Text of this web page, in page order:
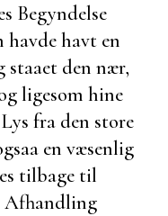
Begyndelse
havde havt en
staaet den nær,
ligesom hine
fra den store
en væsenlig
tilbage til
Afhandling